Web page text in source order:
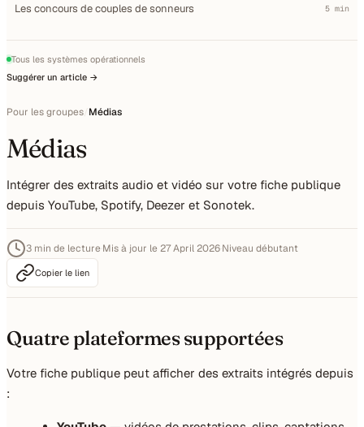
Les concours de couples de sonneurs 5 min
Tous les systèmes opérationnels
Suggérer un article →
Pour les groupes Médias
Médias
Intégrer des extraits audio et vidéo sur votre fiche publique
depuis YouTube, Spotify, Deezer et Sonotek.
3 min de lecture Mis à jour le 27 April 2026Niveau débutant
Copier le lien
Quatre plateformes supportées
Votre fiche publique peut afficher des extraits intégrés depuis
: